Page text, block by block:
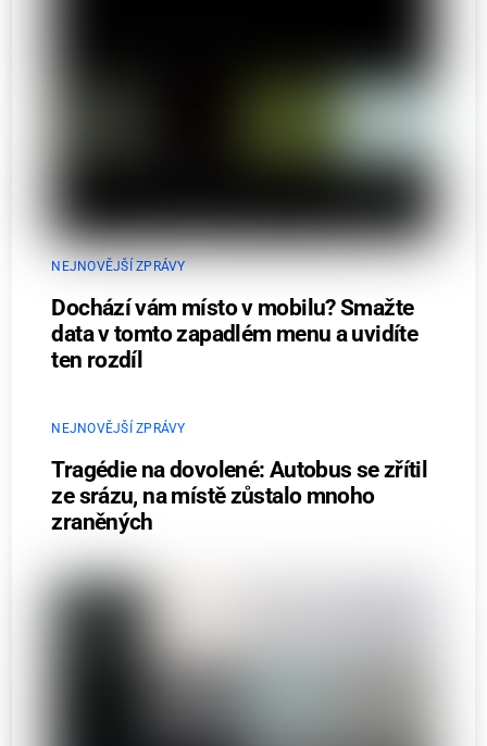
NEJNOVĚJŠÍ ZPRÁVY
Dochází vám místo v mobilu? Smažte
data v tomto zapadlém menu a uvidíte
ten rozdíl
NEJNOVĚJŠÍ ZPRÁVY
Tragédie na dovolené: Autobus se zřítil
ze srázu, na místě zůstalo mnoho
zraněných